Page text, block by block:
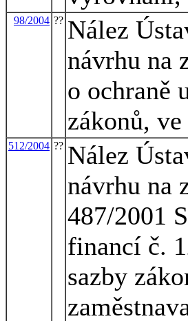
98/2004 ?? Nález
návrhu na
o ochraně
zákonů,
512/2004 ?? Nález
návrhu na
487/2001
financí č.
sazby